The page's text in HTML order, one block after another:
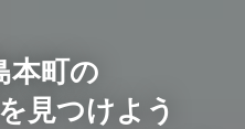
本町の
見つけよう